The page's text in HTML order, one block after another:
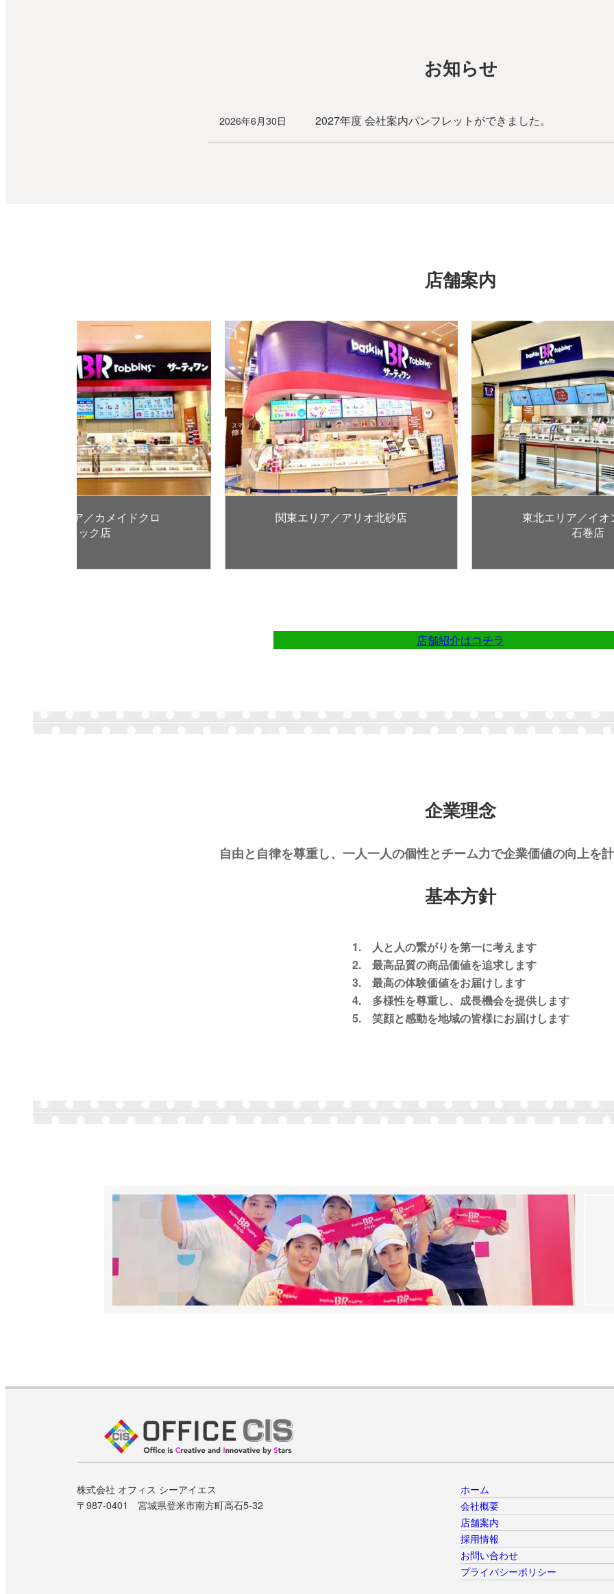
お知らせ
2027年度 会社案内パンフレットができました。
2026年6月30日
店舗案内
関東エリア／アリオ北砂店
東北エリア／イオンモール
店舗紹介はコチラ
企業理念
自由と自律を尊重し、一人一人の個性とチーム力で企業価値の向上を
基本方針
1. 人と人の繋がりを第一に考えます
2. 最高品質の商品価値を追求します
3. 最高の体験価値をお届けします
4. 多様性を尊重し、成長機会を提供します
5. 笑顔と感動を地域の皆様にお届けします
株式会社 オフィス シーアイエス
〒987-0401 宮城県登米市南方町高石5-32
ホーム
会社概要
店舗案内
採用情報
お問い合わせ
プライバシーポリシー